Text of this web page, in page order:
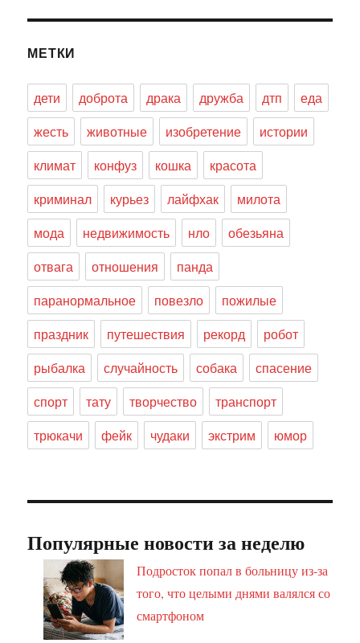
МЕТКИ
дети доброта драка дружба дтп
еда
жесть
животные изобретение
истории
климат
конфуз кошка
красота
криминал
курьез лайфхак
милота
мода
недвижимость нло
обезьяна
отвага
отношения
панда
паранормальное
повезло
пожилые
праздник
путешествия рекорд
робот
рыбалка
случайность собака
спасение
спорт
тату творчество
транспорт
трюкачи
фейк чудаки экстрим юмор
Популярные новости за неделю
Подросток попал в больницу из-за
того, что целыми днями валялся со
смартфоном